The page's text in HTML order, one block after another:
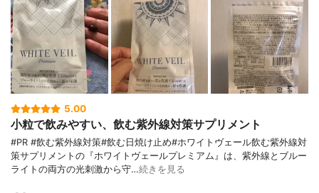
5.00
小粒で飲みやすい、飲む紫外線対策サプリメント
#PR #飲む紫外線対策#飲む日焼け止め#ホワイトヴェール飲む紫外線対
策サプリメントの『ホワイトヴェールプレミアム』は、紫外線とブルー
ライトの両方の光刺激から守…続きを見る